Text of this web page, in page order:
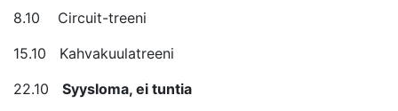
8.10 Circuit-treeni
15.10 Kahvakuulatreeni
22.10 Syysloma, ei tuntia